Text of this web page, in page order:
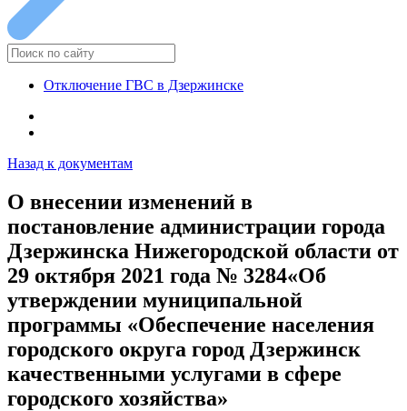
Отключение ГВС в Дзержинске
Назад к документам
О внесении изменений в
постановление администрации города
Дзержинска Нижегородской области от
29 октября 2021 года № 3284«Об
утверждении муниципальной
программы «Обеспечение населения
городского округа город Дзержинск
качественными услугами в сфере
городского хозяйства»